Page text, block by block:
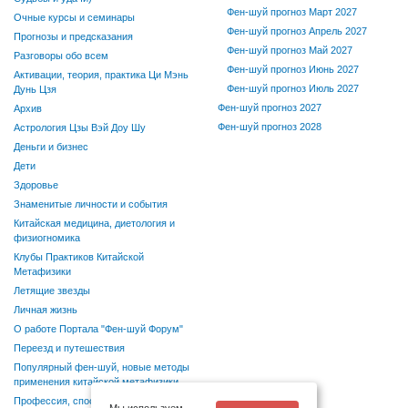
Очные курсы и семинары
Прогнозы и предсказания
Разговоры обо всем
Активации, теория, практика Ци Мэнь
Дунь Цзя
Архив
Астрология Цзы Вэй Доу Шу
Деньги и бизнес
Дети
Здоровье
Знаменитые личности и события
Китайская медицина, диетология и
физиогномика
Клубы Практиков Китайской
Метафизики
Летящие звезды
Личная жизнь
О работе Портала "Фен-шуй Форум"
Переезд и путешествия
Популярный фен-шуй, новые методы
применения китайской метафизики
Профессия, способности, хобби
Фен-шуй прогноз Март 2027
Фен-шуй прогноз Апрель 2027
Фен-шуй прогноз Май 2027
Фен-шуй прогноз Июнь 2027
Фен-шуй прогноз Июль 2027
Фен-шуй прогноз 2027
Фен-шуй прогноз 2028